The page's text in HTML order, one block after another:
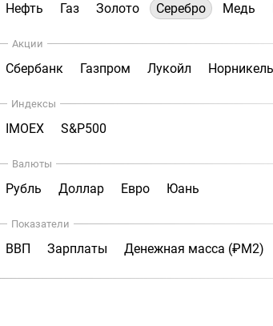
Нефть Газ Золото Серебро Медь
Акции
Сбербанк Газпром Лукойл Норникель
Индексы
IMOEX S&P500
Валюты
Рубль Доллар Евро Юань
Показатели
ВВП Зарплаты Денежная масса (₽М2)